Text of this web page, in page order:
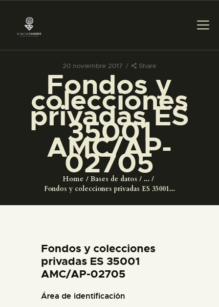
20 noviembre 2017 Share
Fondos y
colecciones
privadas ES
35001
AMC/AP-
02705
Home Bases de datos
...
Fondos y colecciones privadas ES 35001...
PREPARAR LA VISITA
ACTIVIDADES
█
EL MUSEO
ESPAÑOL
Fondos y colecciones
privadas ES 35001
AMC/AP-02705
Área de identificación